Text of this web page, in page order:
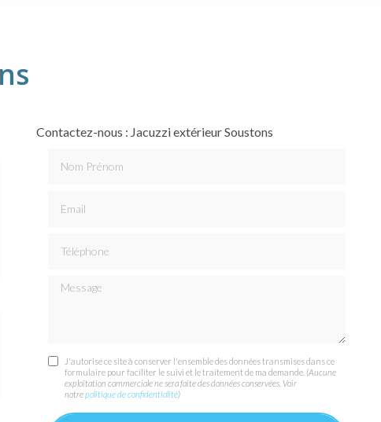
Contactez-nous : Jacuzzi extérieur Soustons
Message
J'autorise ce site à conserver l'ensemble des données transmises dans ce
formulaire pour faciliter le suivi et le traitement de ma demande. (Aucune
exploitation commerciale ne sera faite des données conservées. Voir
notrepolitique de confidentialité)